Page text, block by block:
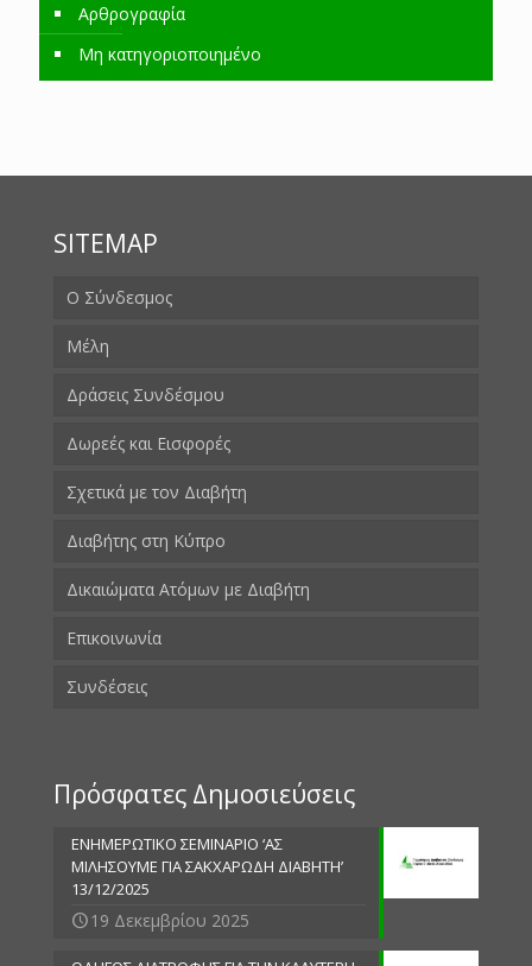
Αρθρογραφία
Μη κατηγοριοποιημένο
SITEMAP
Ο Σύνδεσμος
Μέλη
Δράσεις Συνδέσμου
Δωρεές και Εισφορές
Σχετικά με τον Διαβήτη
Διαβήτης στη Κύπρο
Δικαιώματα Ατόμων με Διαβήτη
Επικοινωνία
Συνδέσεις
Πρόσφατες Δημοσιεύσεις
ΕΝΗΜΕΡΩΤΙΚΟ ΣΕΜΙΝΑΡΙΟ ‘ΑΣ
ΜΙΛΗΣΟΥΜΕ ΓΙΑ ΣΑΚΧΑΡΩΔΗ ΔΙΑΒΗΤΗ’
13/12/2025
19 Δεκεμβρίου 2025